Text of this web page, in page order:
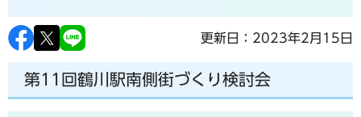
すら
更新日：2023年2月15日
第11回鶴川駅南側街づくり検討会